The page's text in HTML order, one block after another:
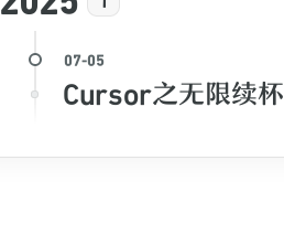
Cursor之无限续杯